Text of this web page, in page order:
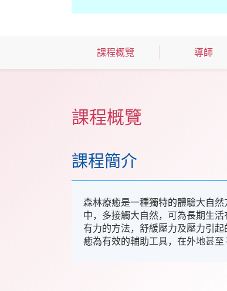
課程概覽 導師
課程概覽
課程簡介
森林療癒是一種獨特的體驗大自
中，多接觸大自然，可為長期生
有力的方法，舒緩壓力及壓力引
癒為有效的輔助工具，在外地甚至